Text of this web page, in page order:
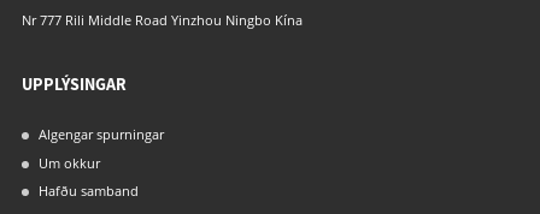
Nr 777 Rili Middle Road Yinzhou Ningbo Kína
UPPLÝSINGAR
Algengar spurningar
Um okkur
Hafðu samband